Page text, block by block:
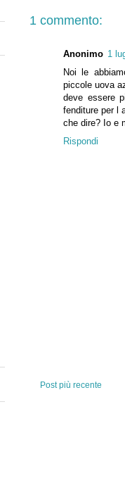
1 commento:
Anonimo 1
Noi le
piccole uova
deve essere
fenditure per l
che dire? Io e
Rispondi
Post più recente